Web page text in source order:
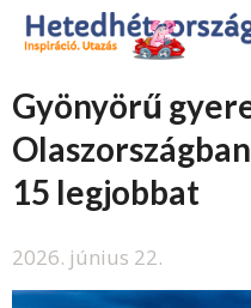
Gyönyörű
15 legjobbat
2026. június 22.